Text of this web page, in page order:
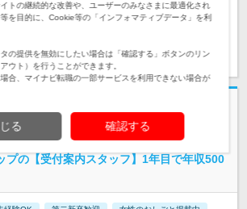
合同募集 | 【20代活躍中】応募から最短1週間で内
プの【受付案内スタッフ】1年目で年収500
トの継続的な改善や、ユーザーのみなさまに最適化され
を目的に、Cookie等の「インフォマティブデータ」を利
の提供を無効にしたい場合は「確認する」ボタンのリン
ウト）を行うことができます。
合、マイナビ転職の一部サービスを利用できない場合が
る 確認する